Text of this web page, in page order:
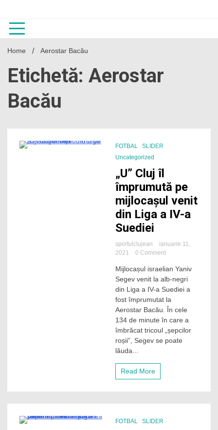
content
Home Aerostar Bacău
Etichetă: Aerostar
Bacău
FOTBAL
SLIDER
Uncategorized
„U” Cluj îl
împrumută pe
mijlocașul venit
din Liga a IV-a
Suediei
sportulclujean
ianuarie 11,
2021
0 Commenton
Cluj
îl
împrumută
pe
mijlocașul
venit
din
Liga
a
Mijlocașul israelian Yaniv
Segev venit la alb-negri
din Liga a IV-a Suediei a
fost împrumutat la
Aerostar Bacău. În cele
134 de minute în care a
îmbrăcat tricoul „șepcilor
roșii”, Segev se poate
lăuda...
Read More
FOTBAL SLIDER